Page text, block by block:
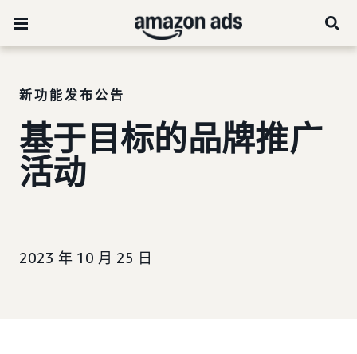
新功能发布公告
基于目标的品牌推广
活动
2023 年 10 月 25 日